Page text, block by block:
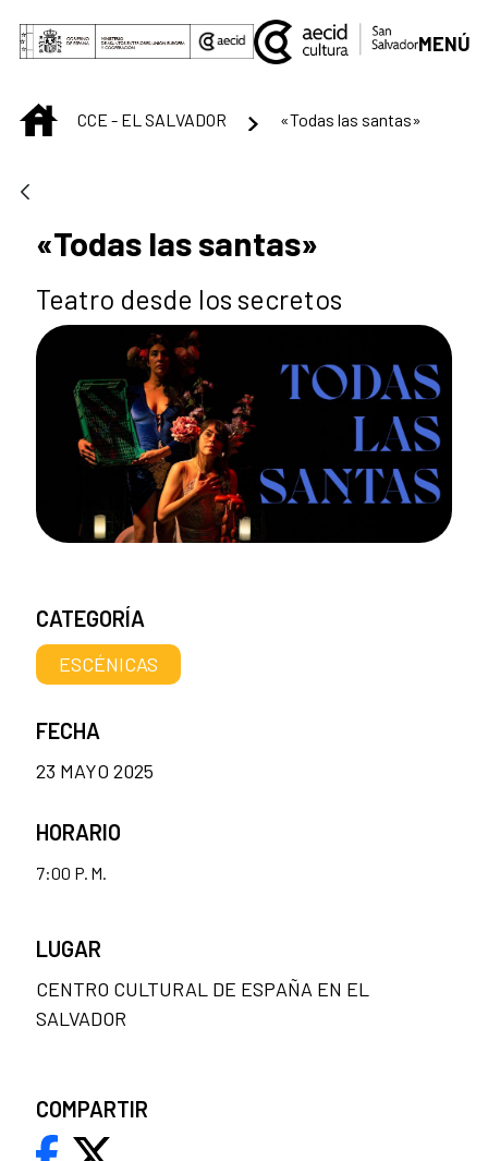
Saltar al contenido principal
MENÚ
INICIOCCE - EL SALVADOR «Todas las santas»
«Todas las santas»
Teatro desde los secretos
CATEGORÍA
ESCÉNICAS
FECHA
23 MAYO 2025
HORARIO
7:00 P. M.
LUGAR
CENTRO CULTURAL DE ESPAÑA EN EL
SALVADOR
COMPARTIR